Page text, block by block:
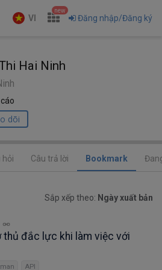
VI
new
Đăng nhập/Đăng ký
Hai Ninh
dõi
hỏi Câu trả lời Bookmark
Sắp xếp theo: Ngày xuất bản
thủ đắc lực khi làm việc với
API